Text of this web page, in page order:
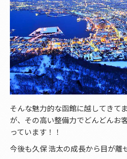
そんな魅力的な函館に越してきて
が、その高い整備力でどんどんお
っています！！
今後も久保 浩太の成長から目が